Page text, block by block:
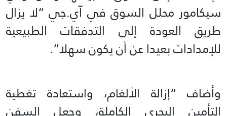
سيكامور محلل السوق في آي.جي “لا يزال
طريق العودة إلى التدفقات الطبيعية
للإمدادات بعيدا عن أن يكون سهلا”.
وأضاف “إزالة الألغام، واستعادة تغطية
التأمين البحري الكاملة، وجعل السفن